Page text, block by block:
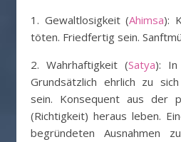
1. Gewaltlosigkeit (Ahimsa):
töten. Friedfertig sein.
2. Wahrhaftigkeit (Satya):
Grundsätzlich ehrlich zu
sein. Konsequent aus der
(Richtigkeit) heraus leben.
begründeten Ausnahmen